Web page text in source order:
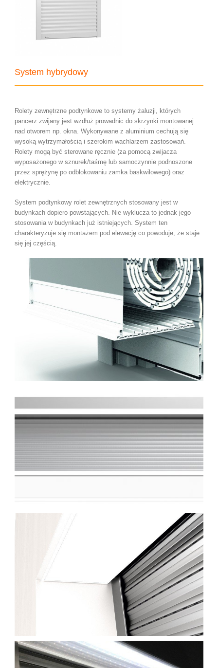
System hybrydowy
Rolety zewnętrzne podtynkowe to systemy żaluzji, których
pancerz zwijany jest wzdłuż prowadnic do skrzynki montowanej
nad otworem np. okna. Wykonywane z aluminium cechują się
wysoką wytrzymałością i szerokim wachlarzem zastosowań.
Rolety mogą być sterowane ręcznie (za pomocą zwijacza
wyposażonego w sznurek/taśmę lub samoczynnie podnoszone
przez sprężynę po odblokowaniu zamka baskwilowego) oraz
elektrycznie.
System podtynkowy rolet zewnętrznych stosowany jest w
budynkach dopiero powstających. Nie wyklucza to jednak jego
stosowania w budynkach już istniejących. System ten
charakteryzuje się montażem pod elewację co powoduje, że staje
się jej częścią.